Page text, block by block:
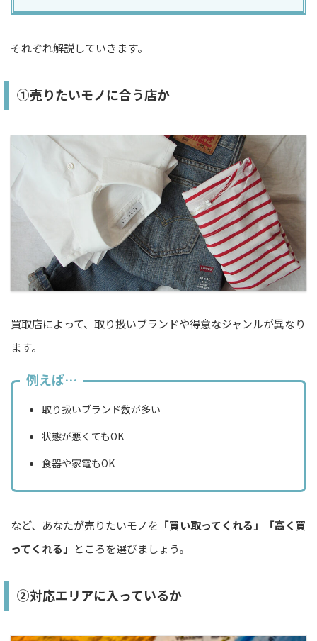
それぞれ解説していきます。
①売りたいモノに合う店か
買取店によって、取り扱いブランドや得意なジャンルが異なり
ます。
例えば…
取り扱いブランド数が多い
状態が悪くてもOK
食器や家電もOK
など、あなたが売りたいモノを 「買い取ってくれる」「高く買
ってくれる」 ところを選びましょう。
②対応エリアに入っているか